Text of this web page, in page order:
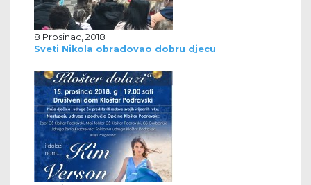
8 Prosinac, 2018
Sveti Nikola obradovao dobru djecu